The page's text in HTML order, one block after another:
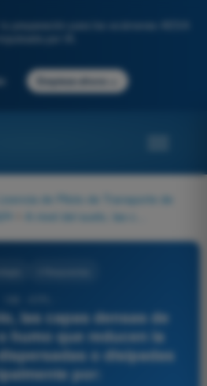
preparación para los exámenes AESA
Empieza ahora
Licencia de Piloto de Transporte de
las capas densas de
humo que reducen la
o disipadas
por: